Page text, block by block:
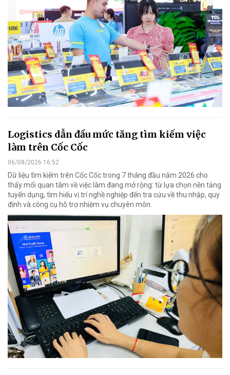
Logistics dẫn đầu mức tăng tìm kiếm việc
làm trên Cốc Cốc
06/08/2026 16:52
Dữ liệu tìm kiếm trên Cốc Cốc trong 7 tháng đầu năm 2026 cho
thấy mối quan tâm về việc làm đang mở rộng: từ lựa chọn nền tảng
tuyển dụng, tìm hiểu vị trí nghề nghiệp đến tra cứu về thu nhập, quy
định và công cụ hỗ trợ nhiệm vụ chuyên môn.